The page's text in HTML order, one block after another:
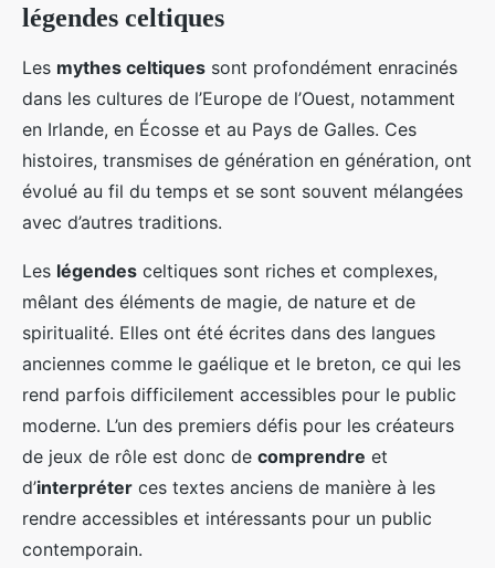
légendes celtiques
Les mythes celtiques sont profondément enracinés
dans les cultures de l’Europe de l’Ouest, notamment
en Irlande, en Écosse et au Pays de Galles. Ces
histoires, transmises de génération en génération, ont
évolué au fil du temps et se sont souvent mélangées
avec d’autres traditions.
Les légendes celtiques sont riches et complexes,
mêlant des éléments de magie, de nature et de
spiritualité. Elles ont été écrites dans des langues
anciennes comme le gaélique et le breton, ce qui les
rend parfois difficilement accessibles pour le public
moderne. L’un des premiers défis pour les créateurs
de jeux de rôle est donc de comprendre et
d’interpréter ces textes anciens de manière à les
rendre accessibles et intéressants pour un public
contemporain.